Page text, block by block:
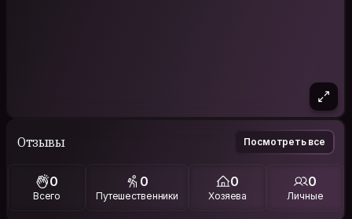
Отзывы Посмотреть все
0
Всего
0
Путешественники
0
Хозяева
0
Личные